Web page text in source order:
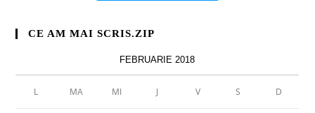
CE AM MAI SCRIS.ZIP
FEBRUARIE 2018
L MA MI J V S D